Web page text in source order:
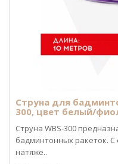
Струна для
300, цвет белый/
Струна WBS-300
бадминтонных ракеток.
натяже..